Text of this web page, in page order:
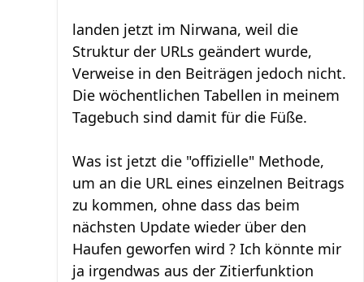
landen jetzt im Nirwana, weil die
Struktur der URLs geändert wurde,
Verweise in den Beiträgen jedoch nicht.
Die wöchentlichen Tabellen in meinem
Tagebuch sind damit für die Füße.
Was ist jetzt die "offizielle" Methode,
um an die URL eines einzelnen Beitrags
zu kommen, ohne dass das beim
nächsten Update wieder über den
Haufen geworfen wird ? Ich könnte mir
ja irgendwas aus der Zitierfunktion